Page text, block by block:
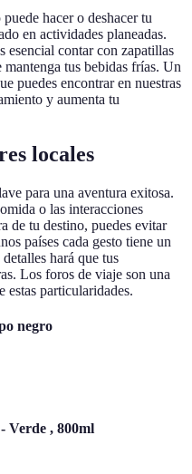
hacer o deshacer tu
en actividades planeadas.
esencial contar con zapatillas
tus bebidas frías. Un
puedes encontrar en nuestras
y aumenta tu
locales
para una aventura exitosa.
o las interacciones
de tu destino, puedes evitar
países cada gesto tiene un
hará que tus
Los foros de viaje son una
estas particularidades.
negro
Verde , 800ml